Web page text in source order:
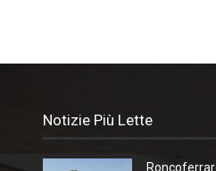
Notizie Più Lette